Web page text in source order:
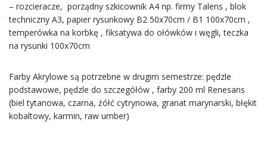
– rozcieracze, porządny szkicownik A4 np. firmy Talens , blok
techniczny A3, papier rysunkowy B2 50x70cm / B1 100x70cm ,
temperówka na korbkę , fiksatywa do ołówków i węgli, teczka
na rysunki 100x70cm
Farby Akrylowe są potrzebne w drugim semestrze: pędzle
podstawowe, pędzle do szczegółów , farby 200 ml Renesans
(biel tytanowa, czarna, żółć cytrynowa, granat marynarski, błękit
kobaltowy, karmin, raw umber)